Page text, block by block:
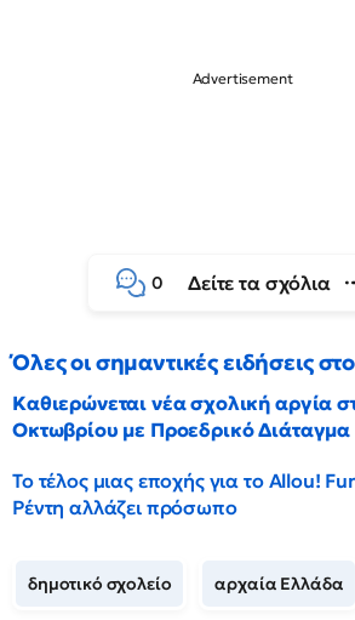
0 Δείτε τα σχόλια
Όλες οι σημαντικές ειδήσεις
Καθιερώνεται νέα σχολική αργία
Οκτωβρίου με Προεδρικό Διάταγμα
Το τέλος μιας εποχής για το Allou!
Ρέντη αλλάζει πρόσωπο
δημοτικό σχολείο αρχαία Ελλάδα